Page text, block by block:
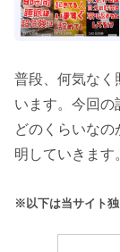
普段、何気なく
います。今回の
どのくらいな
明していきます
※以下は当サイト